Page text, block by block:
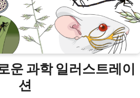
운 과학 일러스트레이
션